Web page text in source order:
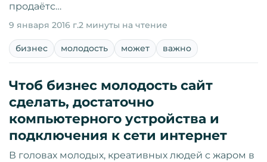
продаётс…
9 января 2016 г.2 минуты на чтение
бизнес молодость может важно
Чтоб бизнес молодость сайт
сделать, достаточно
компьютерного устройства и
подключения к сети интернет
В головах молодых, креативных людей с жаром в